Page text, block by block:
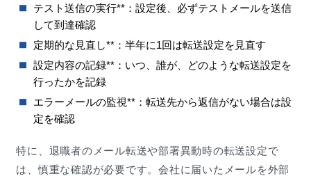
テスト送信の実行**：設定後、必ずテストメールを送信
して到達確認
定期的な見直し**：半年に1回は転送設定を見直す
設定内容の記録**：いつ、誰が、どのような転送設定を
行ったかを記録
エラーメールの監視**：転送先から返信がない場合は設
定を確認
特に、退職者のメール転送や部署異動時の転送設定で
は、慎重な確認が必要です。会社に届いたメールを外部